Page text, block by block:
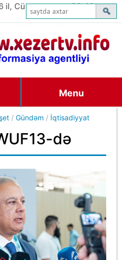
il, Cümə axşamı, 20:40
Menu
/Gündəm / İqtisadiyyat
də